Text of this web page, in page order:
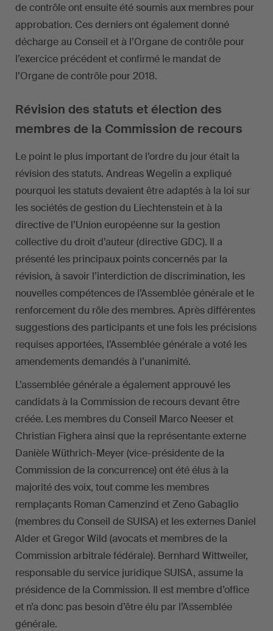
de contrôle ont ensuite été soumis aux membres pour
approbation. Ces derniers ont également donné
décharge au Conseil et à l’Organe de contrôle pour
l’exercice précédent et confirmé le mandat de
l’Organe de contrôle pour 2018.
Révision des statuts et élection des
membres de la Commission de recours
Le point le plus important de l’ordre du jour était la
révision des statuts. Andreas Wegelin a expliqué
pourquoi les statuts devaient être adaptés à la loi sur
les sociétés de gestion du Liechtenstein et à la
directive de l’Union européenne sur la gestion
collective du droit d’auteur (directive GDC). Il a
présenté les principaux points concernés par la
révision, à savoir l’interdiction de discrimination, les
nouvelles compétences de l’Assemblée générale et le
renforcement du rôle des membres. Après différentes
suggestions des participants et une fois les précisions
requises apportées, l’Assemblée générale a voté les
amendements demandés à l’unanimité.
L’assemblée générale a également approuvé les
candidats à la Commission de recours devant être
créée. Les membres du Conseil Marco Neeser et
Christian Fighera ainsi que la représentante externe
Danièle Wüthrich-Meyer (vice-présidente de la
Commission de la concurrence) ont été élus à la
majorité des voix, tout comme les membres
remplaçants Roman Camenzind et Zeno Gabaglio
(membres du Conseil de SUISA) et les externes Daniel
Alder et Gregor Wild (avocats et membres de la
Commission arbitrale fédérale). Bernhard Wittweiler,
responsable du service juridique SUISA, assume la
présidence de la Commission. Il est membre d’office
et n’a donc pas besoin d’être élu par l’Assemblée
générale.